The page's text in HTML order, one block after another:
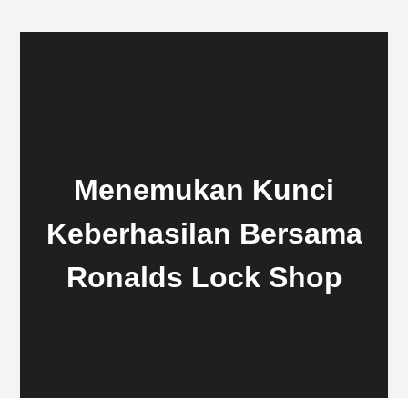
Menemukan Kunci
Keberhasilan Bersama
Ronalds Lock Shop